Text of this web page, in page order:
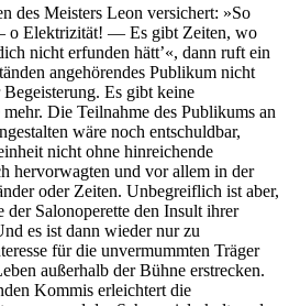
des Meisters Leon versichert: »So
o Elektrizität! — Es gibt Zeiten, wo
nicht erfunden hätt’«, dann ruft ein
angehörendes Publikum nicht
Es gibt keine
Die Teilnahme des Publikums an
wäre noch entschuldbar,
nicht ohne hinreichende
hervorwagten und vor allem in der
oder Zeiten. Unbegreiflich ist aber,
Salonoperette den Insult ihrer
es ist dann wieder nur zu
für die unvermummten Träger
außerhalb der Bühne erstrecken.
Kommis erleichtert die